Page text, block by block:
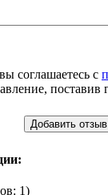
соглашаетесь с
поставив
Добавить отзыв
1)